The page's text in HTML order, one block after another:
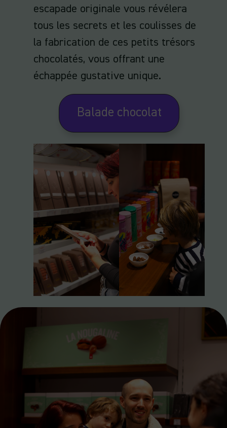
escapade originale vous révélera
tous les secrets et les coulisses de
la fabrication de ces petits trésors
chocolatés, vous offrant une
échappée gustative unique.
Balade chocolat